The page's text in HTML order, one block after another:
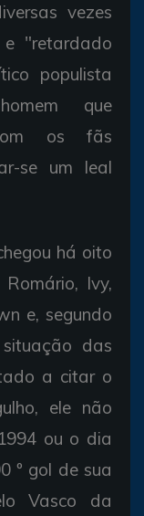
vezes
e "retardado
populista
que
os fãs
se um leal
há oito
Ivy,
e, segundo
das
a citar o
ele não
ou o dia
º gol de sua
Vasco da